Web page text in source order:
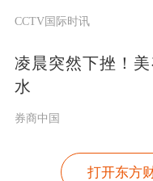
“比如建筑行
不能工作了，
多身体状况是
继续工作？继
CCTV国际时讯
凌晨突然下挫！
水
券商中国
打开东方